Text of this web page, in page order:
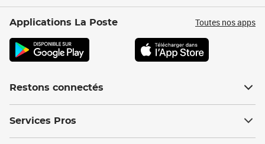
Applications La Poste Toutes nos apps
Restons connectés
Services Pros